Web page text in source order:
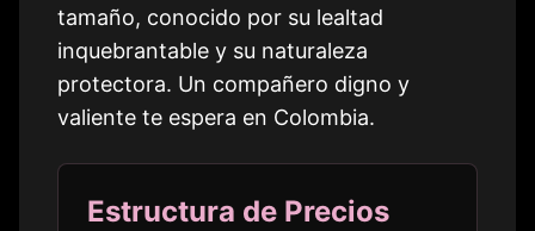
tamaño, conocido por su lealtad
inquebrantable y su naturaleza
protectora. Un compañero digno y
valiente te espera en Colombia.
Estructura de Precios